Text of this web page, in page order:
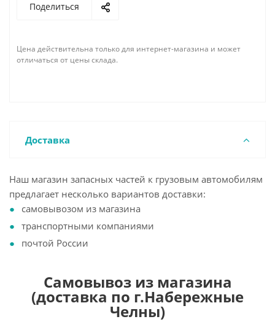
Поделиться
Цена действительна только для интернет-магазина и может
отличаться от цены склада.
Доставка
Наш магазин запасных частей к грузовым автомобилям
предлагает несколько вариантов доставки:
самовывозом из магазина
транспортными компаниями
почтой России
Самовывоз из магазина
(доставка по г.Набережные
Челны)